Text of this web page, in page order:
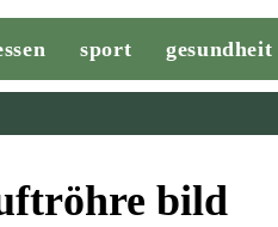
sport gesundheit
bild